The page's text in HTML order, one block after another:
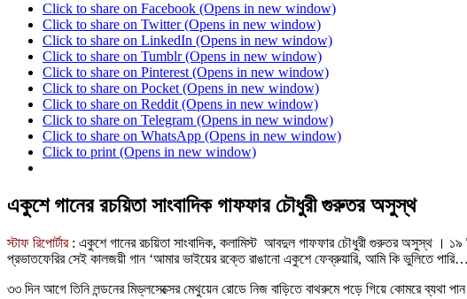
Click to share on Facebook (Opens in new window)
Click to share on Twitter (Opens in new window)
Click to share on LinkedIn (Opens in new window)
Click to share on Tumblr (Opens in new window)
Click to share on Pinterest (Opens in new window)
Click to share on Pocket (Opens in new window)
Click to share on Reddit (Opens in new window)
Click to share on Telegram (Opens in new window)
Click to share on WhatsApp (Opens in new window)
Click to print (Opens in new window)
একুশে গানের রচয়িতা সাংবাদিক গাফফার চৌধুরী গুরুতর অসুস্থ
স্টাফ রিপোর্টার: একুশে গানের রচয়িতা সাংবাদিক, কলামিস্ট আবদুল গাফফার চৌধুরী গুরুতর অসুস্থ । ১৯ দিন
প্রভাতফেরির সেই কালজয়ী গান ‘আমার ভাইয়ের রক্তে রাঙানো একুশে ফেব্রুয়ারি, আমি কি ভুলিতে
৩৩ দিন আগে তিনি লন্ডনের মিড্লসেক্সের মেথুয়েন রোডে নিজ বাড়িতে বাথরুমে পড়ে গিয়ে কোমরে ব্যথা